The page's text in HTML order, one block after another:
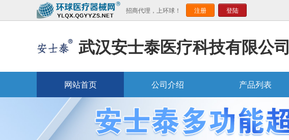
招商代理，上环球！ 注册 登陆
武汉安士泰医疗科技有限公司
网站首页 公司介绍 产品列表